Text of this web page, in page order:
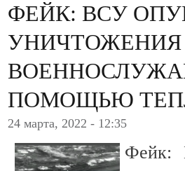
ФЕЙК: ВСУ
ПОМОЩЬЮ
24 марта, 2022 - 12:35
Фейк: